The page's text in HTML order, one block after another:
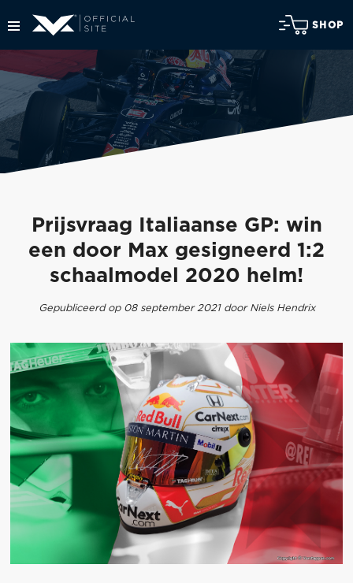
SHOP
Prijsvraag Italiaanse GP: win
een door Max gesigneerd 1:2
schaalmodel 2020 helm!
Gepubliceerd op 08 september 2021 door Niels Hendrix